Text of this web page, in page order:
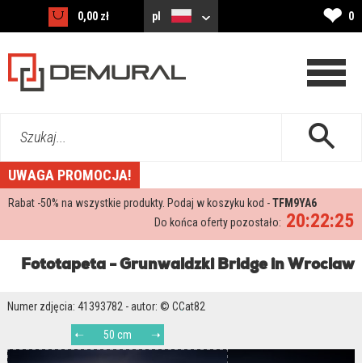
0,00 zł pl ❤ 0
Szukaj...
UWAGA PROMOCJA!
Rabat -50% na wszystkie produkty. Podaj w koszyku kod -TFM9YA6
20:22:25
Do końca oferty pozostało:
Fototapeta - Grunwaldzki Bridge in Wroclaw
Numer zdjęcia: 41393782 - autor: © CCat82
50 cm